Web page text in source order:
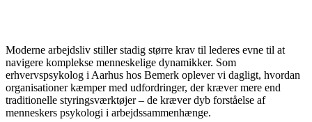
Moderne arbejdsliv stiller stadig større krav til lederes evne til at
navigere komplekse menneskelige dynamikker. Som
erhvervspsykolog i Aarhus hos Bemerk oplever vi dagligt, hvordan
organisationer kæmper med udfordringer, der kræver mere end
traditionelle styringsværktøjer – de kræver dyb forståelse af
menneskers psykologi i arbejdssammenhænge.